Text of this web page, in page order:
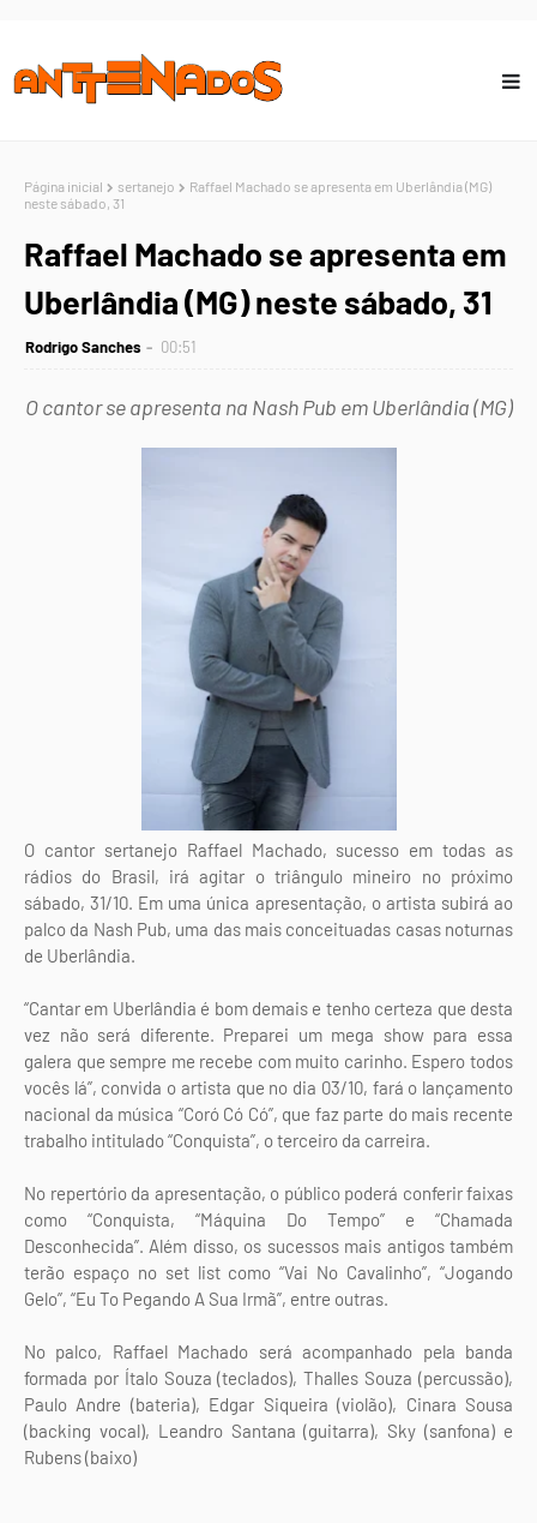
Página inicial sertanejo
Raffael Machado se apresenta em Uberlândia (MG)
neste sábado, 31
Raffael Machado se apresenta em
Uberlândia (MG) neste sábado, 31
Rodrigo Sanches 00:51
O cantor se apresenta na Nash Pub em Uberlândia (MG)
O cantor sertanejo Raffael Machado, sucesso em todas as
rádios do Brasil, irá agitar o triângulo mineiro no próximo
sábado, 31/10. Em uma única apresentação, o artista subirá ao
palco da Nash Pub, uma das mais conceituadas casas noturnas
de Uberlândia.
“Cantar em Uberlândia é bom demais e tenho certeza que desta
vez não será diferente. Preparei um mega show para essa
galera que sempre me recebe com muito carinho. Espero todos
vocês lá”, convida o artista que no dia 03/10, fará o lançamento
nacional da música “Coró Có Có”, que faz parte do mais recente
trabalho intitulado “Conquista”, o terceiro da carreira.
No repertório da apresentação, o público poderá conferir faixas
como “Conquista, “Máquina Do Tempo” e “Chamada
Desconhecida”. Além disso, os sucessos mais antigos também
terão espaço no set list como “Vai No Cavalinho”, “Jogando
Gelo”, “Eu To Pegando A Sua Irmã”, entre outras.
No palco, Raffael Machado será acompanhado pela banda
formada por Ítalo Souza (teclados), Thalles Souza (percussão),
Paulo Andre (bateria), Edgar Siqueira (violão), Cinara Sousa
(backing vocal), Leandro Santana (guitarra), Sky (sanfona) e
Rubens (baixo)